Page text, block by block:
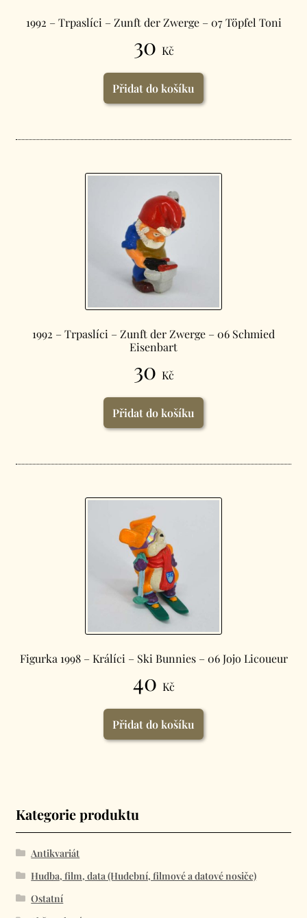
1992 – Trpaslíci – Zunft der Zwerge – 07 Töpfel Toni
30 Kč
Přidat do košíku
1992 – Trpaslíci – Zunft der Zwerge – 06 Schmied
Eisenbart
30 Kč
Přidat do košíku
Figurka 1998 – Králíci – Ski Bunnies – 06 Jojo Licoueur
40 Kč
Přidat do košíku
Kategorie produktu
Antikvariát
Hudba, film, data (Hudební, filmové a datové nosiče)
Ostatní